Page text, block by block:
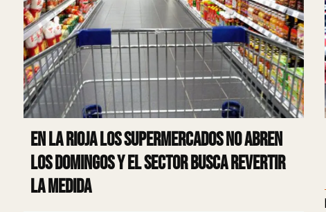
En La Rioja los supermercados no abren
los domingos y el sector busca revertir
la medida